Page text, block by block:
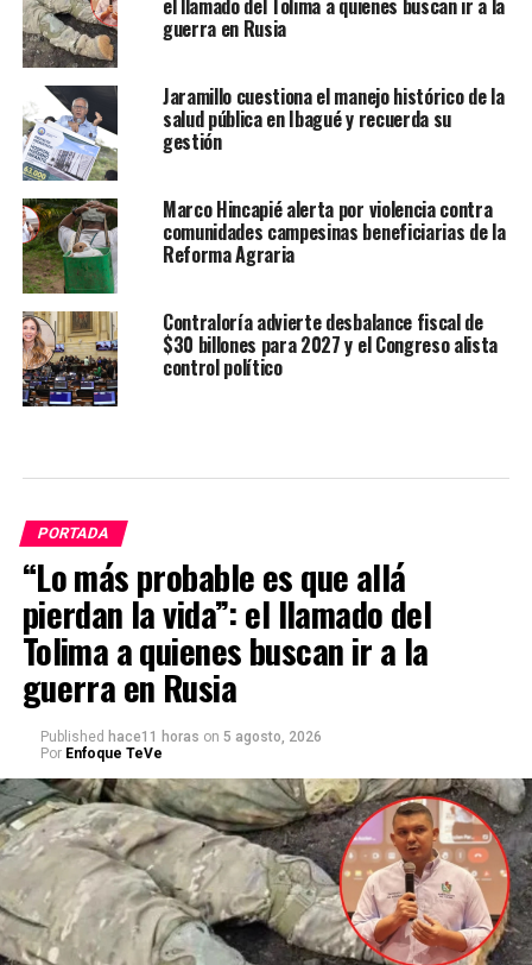
el llamado del Tolima a quienes buscan ir a la
guerra en Rusia
Jaramillo cuestiona el manejo histórico de la
salud pública en Ibagué y recuerda su
gestión
Marco Hincapié alerta por violencia contra
comunidades campesinas beneficiarias de la
Reforma Agraria
Contraloría advierte desbalance fiscal de
$30 billones para 2027 y el Congreso alista
control político
PORTADA
“Lo más probable es que allá
pierdan la vida”: el llamado del
Tolima a quienes buscan ir a la
guerra en Rusia
Published hace11 horas on 5 agosto, 2026
Por Enfoque TeVe